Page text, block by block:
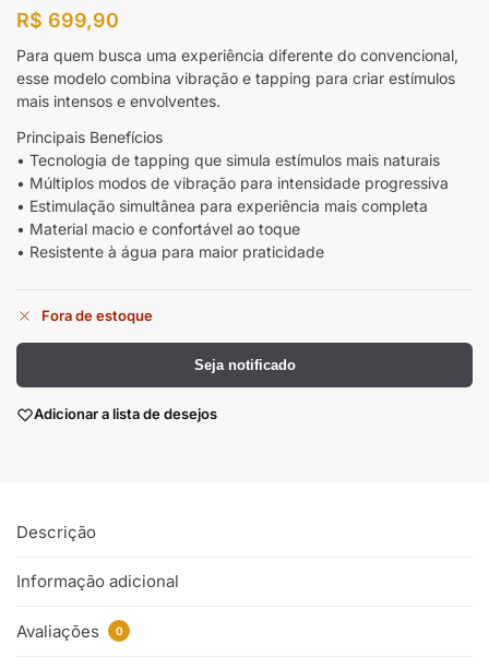
R$ 699,90
Para quem busca uma experiência diferente do convencional,
esse modelo combina vibração e tapping para criar estímulos
mais intensos e envolventes.
Principais Benefícios
• Tecnologia de tapping que simula estímulos mais naturais
• Múltiplos modos de vibração para intensidade progressiva
• Estimulação simultânea para experiência mais completa
• Material macio e confortável ao toque
• Resistente à água para maior praticidade
Fora de estoque
Seja notificado
Adicionar a lista de desejos
Descrição
Informação adicional
Avaliações 0